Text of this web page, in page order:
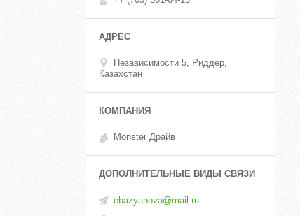
Независимости 5, Риддер,
Казахстан
Monster Драйв
ebazyanova@mail.ru